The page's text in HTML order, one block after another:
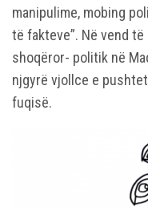
manipulime, mobing
të fakteve”. Në vend
shoqëror- politik në
njgyrë vjollce e
fuqisë.